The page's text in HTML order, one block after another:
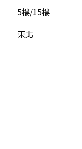
5樓/15樓
東北